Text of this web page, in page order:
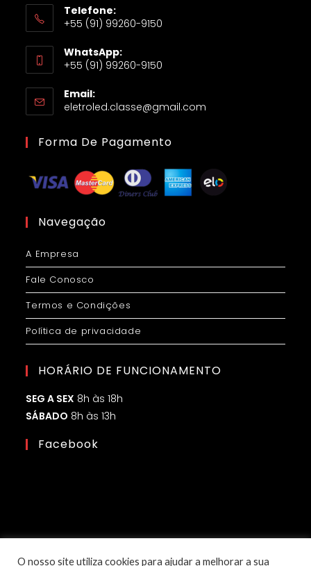
Telefone:
+55 (91) 99260-9150
WhatsApp:
+55 (91) 99260-9150
Email:
eletroled.classe@gmail.com
Forma De Pagamento
Navegação
A Empresa
Fale Conosco
Termos e Condições
Política de privacidade
HORÁRIO DE FUNCIONAMENTO
SEG A SEX 8h às 18h
SÁBADO 8h às 13h
Facebook
O nosso site utiliza cookies para ajudar a melhorar a sua